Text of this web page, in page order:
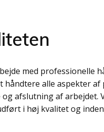
med professionelle
håndtere alle aspekter
afslutning af arbejdet.
i høj kvalitet og